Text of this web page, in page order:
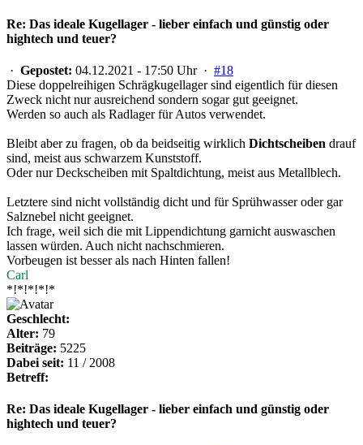
Re: Das ideale Kugellager - lieber einfach und günstig oder
hightech und teuer?
· Gepostet: 04.12.2021 - 17:50 Uhr · #18
Diese doppelreihigen Schrägkugellager sind eigentlich für diesen
Zweck nicht nur ausreichend sondern sogar gut geeignet.
Werden so auch als Radlager für Autos verwendet.
Bleibt aber zu fragen, ob da beidseitig wirklich Dichtscheiben drauf
sind, meist aus schwarzem Kunststoff.
Oder nur Deckscheiben mit Spaltdichtung, meist aus Metallblech.
Letztere sind nicht vollständig dicht und für Sprühwasser oder gar
Salznebel nicht geeignet.
Ich frage, weil sich die mit Lippendichtung garnicht auswaschen
lassen würden. Auch nicht nachschmieren.
Vorbeugen ist besser als nach Hinten fallen!
Carl
*!*!*!*!*
Geschlecht:
Alter: 79
Beiträge: 5225
Dabei seit: 11 / 2008
Betreff:
Re: Das ideale Kugellager - lieber einfach und günstig oder
hightech und teuer?